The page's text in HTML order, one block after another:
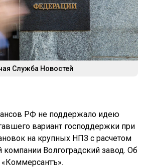
Служба Новостей
РФ не поддержало идею
вариант господдержки при
на крупных НПЗ с расчетом
Волгоградский завод. Об
«Коммерсантъ».